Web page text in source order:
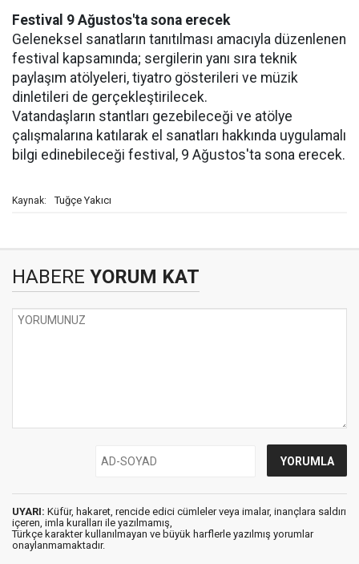
Festival 9 Ağustos'ta sona erecek
Geleneksel sanatların tanıtılması amacıyla düzenlenen
festival kapsamında; sergilerin yanı sıra teknik
paylaşım atölyeleri, tiyatro gösterileri ve müzik
dinletileri de gerçekleştirilecek.
Vatandaşların stantları gezebileceği ve atölye
çalışmalarına katılarak el sanatları hakkında uygulamalı
bilgi edinebileceği festival, 9 Ağustos'ta sona erecek.
Kaynak: Tuğçe Yakıcı
HABERE YORUM KAT
UYARI: Küfür, hakaret, rencide edici cümleler veya imalar, inançlara saldırı
içeren, imla kuralları ile yazılmamış,
Türkçe karakter kullanılmayan ve büyük harflerle yazılmış yorumlar
onaylanmamaktadır.